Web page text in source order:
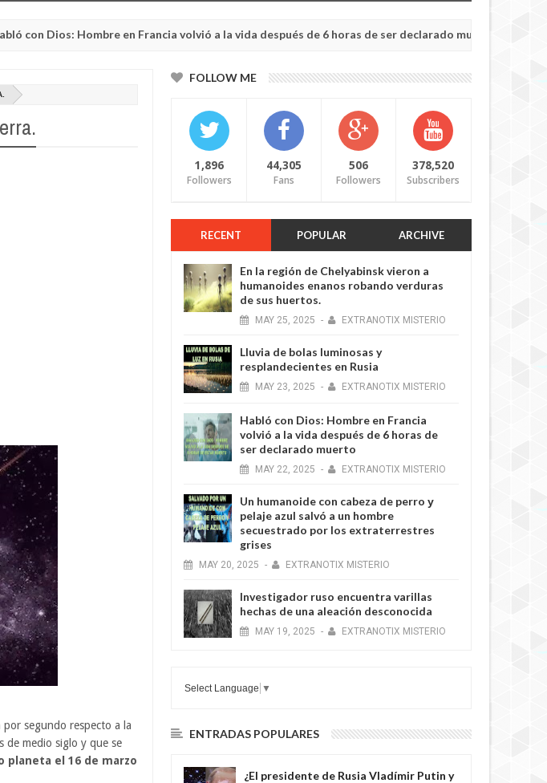
Hombre en Francia volvió a la vida después de 6 horas de ser declarado muerto
2025
segundo respecto a la
de medio siglo y que se
planeta el 16 de marzo
FOLLOW ME
1,896
Followers
44,305
Fans
506
Followers
378,520
Subscribers
RECENT POPULAR ARCHIVE
En la región de Chelyabinsk vieron a
humanoides enanos robando verduras
de sus huertos.
MAY 25, 2025 - EXTRANOTIX MISTERIO
Lluvia de bolas luminosas y
resplandecientes en Rusia
MAY 23, 2025 - EXTRANOTIX MISTERIO
Habló con Dios: Hombre en Francia
volvió a la vida después de 6 horas de
ser declarado muerto
MAY 22, 2025 - EXTRANOTIX MISTERIO
Un humanoide con cabeza de perro у
pelaje azul salvó a un hombre
secuestrado por los extraterrestres
grises
MAY 20, 2025 - EXTRANOTIX MISTERIO
Investigador ruso encuentra varillas
hechas de una aleación desconocida
MAY 19, 2025 - EXTRANOTIX MISTERIO
Select Language ▼
ENTRADAS POPULARES
¿El presidente de Rusia Vladímir Putin y